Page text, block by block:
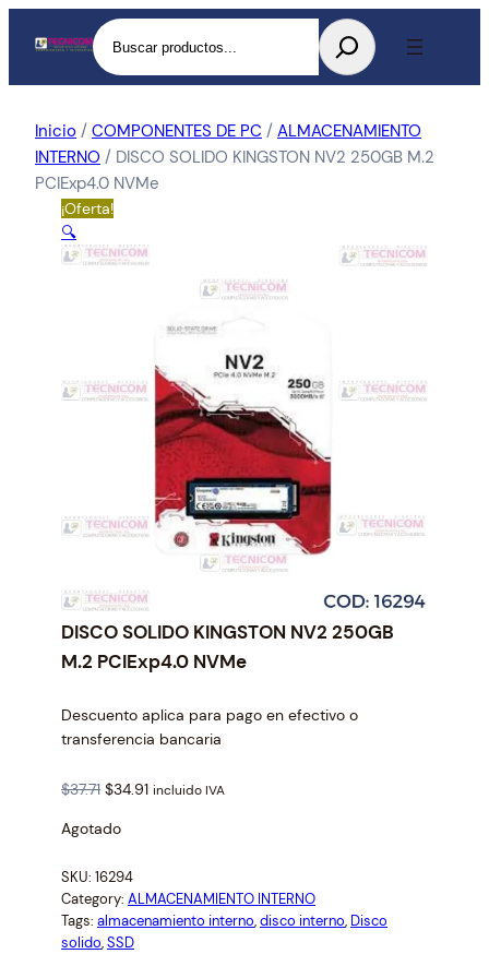
Buscar
Inicio / COMPONENTES DE PC / ALMACENAMIENTO
INTERNO / DISCO SOLIDO KINGSTON NV2 250GB M.2
PCIExp4.0 NVMe
¡Oferta!
🔍
DISCO SOLIDO KINGSTON NV2 250GB
M.2 PCIExp4.0 NVMe
Descuento aplica para pago en efectivo o
transferencia bancaria
$37.71 O
i
i
n
a
$34.91C
n
t
incluido IVA
Agotado
SKU: 16294
Category: ALMACENAMIENTO INTERNO
Tags: almacenamiento interno, disco interno, Disco
solido, SSD